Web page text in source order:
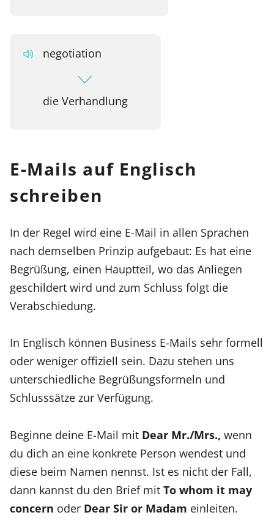
negotiation
die Verhandlung
E-Mails auf Englisch
schreiben
In der Regel wird eine E-Mail in allen Sprachen
nach demselben Prinzip aufgebaut: Es hat eine
Begrüßung, einen Hauptteil, wo das Anliegen
geschildert wird und zum Schluss folgt die
Verabschiedung.
In Englisch können Business E-Mails sehr formell
oder weniger offiziell sein. Dazu stehen uns
unterschiedliche Begrüßungsformeln und
Schlusssätze zur Verfügung.
Beginne deine E-Mail mit Dear Mr./Mrs., wenn
du dich an eine konkrete Person wendest und
diese beim Namen nennst. Ist es nicht der Fall,
dann kannst du den Brief mit To whom it may
concern oder Dear Sir or Madam einleiten.